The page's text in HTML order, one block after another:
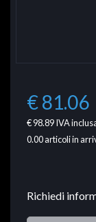
€ 81.06
€ 98.89IVA
0.00articoli in
Richiedi